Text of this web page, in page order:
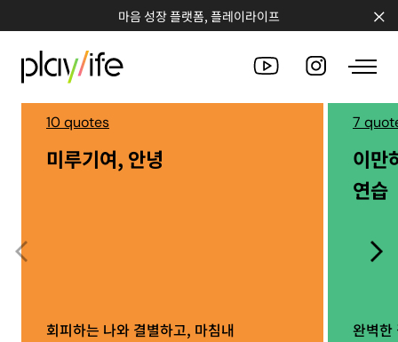
마음 성장 플랫폼, 플레이라이프
PEOPLE
QUOTE
10 quotes
미루기여, 안녕
회피하는 나와 결별하고, 마침내
7
이만
연습
완벽한